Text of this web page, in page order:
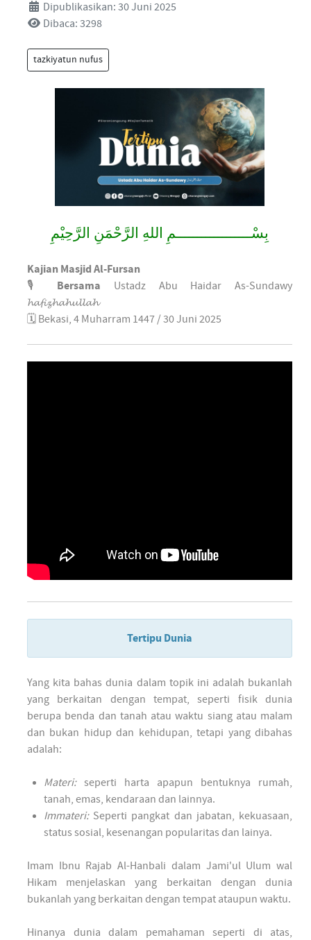
Dipublikasikan: 30 Juni 2025
Dibaca: 3298
tazkiyatun nufus
بِسْــــــــــــــــــمِ اللهِ الرَّحْمَنِ الرَّحِيْمِ
Kajian Masjid Al-Fursan
🎙 Bersama Ustadz Abu Haidar As-Sundawy
𝓱𝓪𝓯𝓲𝔃𝓱𝓪𝓱𝓾𝓵𝓵𝓪𝓱
🗓 Bekasi, 4 Muharram 1447 / 30 Juni 2025
Tertipu Dunia
Yang kita bahas dunia dalam topik ini adalah bukanlah
yang berkaitan dengan tempat, seperti fisik dunia
berupa benda dan tanah atau waktu siang atau malam
dan bukan hidup dan kehidupan, tetapi yang dibahas
adalah:
Materi:seperti harta apapun bentuknya rumah,
tanah, emas, kendaraan dan lainnya.
Immateri:Seperti pangkat dan jabatan, kekuasaan,
status sosial, kesenangan popularitas dan lainya.
Imam Ibnu Rajab Al-Hanbali dalam Jami'ul Ulum wal
Hikam menjelaskan yang berkaitan dengan dunia
bukanlah yang berkaitan dengan tempat ataupun waktu.
Hinanya dunia dalam pemahaman seperti di atas,